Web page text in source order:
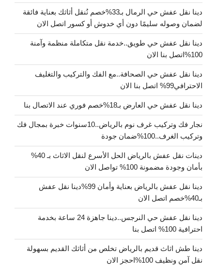
دينا نقل عفش حي الرمال بـ33%خصم نُنقل أثاثك بعناية فائقة
لضمان وصوله سليمًا دون أي خدوش أو كسور اتصل الان
دينا نقل عفش حي طويق..خدمة نقل متكاملة منظمة وآمنة
100%اتصل بنا الان
دينا نقل عفش حي الصحافة..مع الفك والتركيب والتغليف
الاحترافي99% اتصل بنا الان
دينا نقل عفش حي العارض بـ18%خصم فوري عند الاتصال بنا
نجار فك وتركيب غرف نوم بالرياض..10سنوات خبرة بمجال فك
وتركيب الغرف..100%ضمان جودة
دينات نقل عفش بالرياض الحل الأسرع لنقل الاثاث بـ 40%
بأمان وجودة مضمونة 100% تواصل الان
دينا نقل عفش بالرياض بعناية وأمان 99%دينا نقل عفش
بـ40%خصم اتصل الان
دينا نقل عفش حي النرجس..دينا جاهزة 24 ساعة بخدمة
احترافية 100% اتصل بنا
دينا طش اثاث قديم بالرياض تخلص من أثاثك القديم بسهولة
نقل آمن ونظيف 100%احجز الان